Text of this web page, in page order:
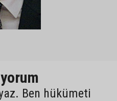
Ben hükümeti